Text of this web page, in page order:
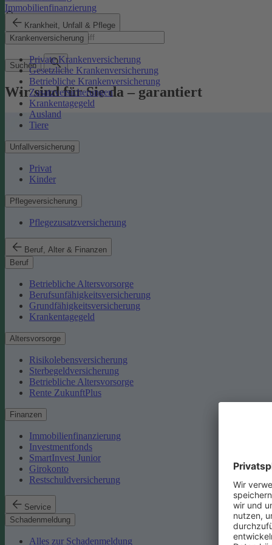
Immobilienfinanzierung
Krankheit, Unfall & Pflege
Krankenversicherung
Private Krankenversicherung
Gesetzliche Krankenversicherung
Betriebliche Krankenversicherung
Zusatzversicherungen
Krankentagegeld
Ausland
Tiere
Unfallversicherung
Privat
Kinder
Pflegeversicherung
Pflegezusatzversicherung
Beruf, Alter & Finanzen
Beruf
Betriebliche Altersvorsorge
Berufsunfähigkeitsversicherung
Grundfähigkeitsversicherung
Krankentagegeld
Altersvorsorge
Risikolebensversicherung
Sterbegeldversicherung
Betriebliche Altersvorsorge
Rente ZukunftPlus
Finanzen
Immobilienfinanzierung
Investmentfonds
SmartInvest Junior
Girokonto
Restschuldversicherung
Service
Schadenmeldung
Alles zur Schadenmeldung
Suchbegriff
Suchen
Wir sind für Sie da – garantiert